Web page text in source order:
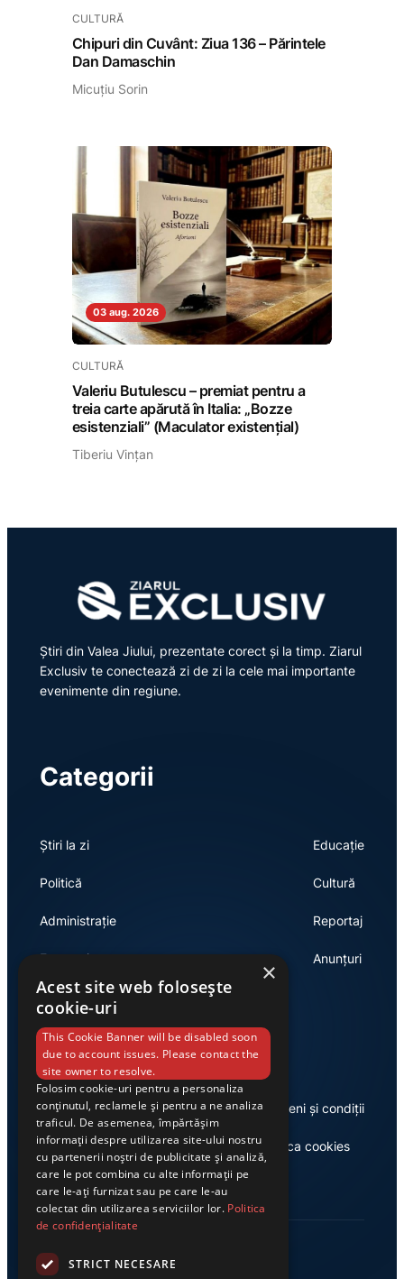
CULTURĂ
Chipuri din Cuvânt: Ziua 136 – Părintele
Dan Damaschin
Micuțiu Sorin
03 aug. 2026
CULTURĂ
Valeriu Butulescu – premiat pentru a
treia carte apărută în Italia: „Bozze
esistenziali” (Maculator existenţial)
Tiberiu Vințan
Știri din Valea Jiului, prezentate corect și la timp. Ziarul
Exclusiv te conectează zi de zi la cele mai importante
evenimente din regiune.
Categorii
Știri la zi
Politică
Administrație
Economie
Educație
Cultură
Reportaj
Anunțuri
Link-uri utile
Despre noi
Casa de editură Exclusiv
Termeni și condiții
Politica cookies
×
Acest site web folosește
cookie-uri
This Cookie Banner will be disabled soon
due to account issues. Please contact the
site owner to resolve.
Folosim cookie-uri pentru a personaliza
conținutul, reclamele și pentru a ne analiza
traficul. De asemenea, împărtășim
informații despre utilizarea site-ului nostru
cu partenerii noștri de publicitate și analiză,
care le pot combina cu alte informații pe
care le-ați furnizat sau pe care le-au
colectat din utilizarea serviciilor lor. Politica
de confidențialitate
STRICT NECESARE